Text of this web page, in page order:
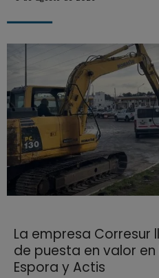
La empresa
de puesta en valor
Espora y Actis